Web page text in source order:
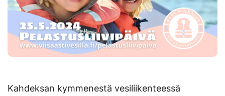
Kahdeksan kymmenestä vesiliikenteessä